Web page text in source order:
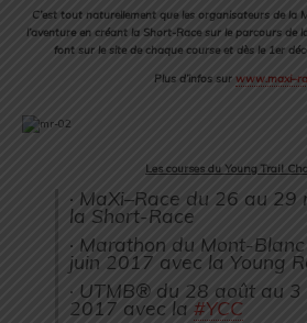
C’est tout naturellement que les organisateurs de la
l’aventure en créant la Short-Race sur le parcours de
font sur le site de chaque course et dès le 1er
Plus d’infos sur www.maxi–
Les courses du Young Trail
· MaXi–Race du 26 au 29
la Short-Race
· Marathon du Mont-
juin 2017 avec la Young
· UTMB® du 28 août au
2017 avec la #YCC